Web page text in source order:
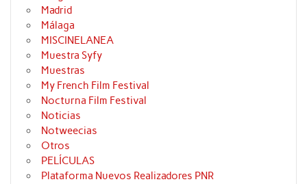
Madrid
Málaga
MISCINELANEA
Muestra Syfy
Muestras
My French Film Festival
Nocturna Film Festival
Noticias
Notweecias
Otros
PELÍCULAS
Plataforma Nuevos Realizadores PNR